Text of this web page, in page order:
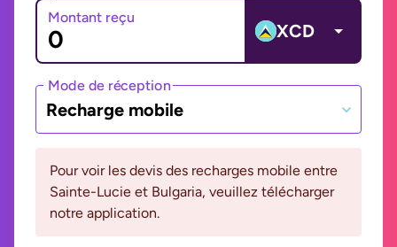
Montant reçu
XCD
Mode de réception
Recharge mobile
Pour voir les devis des recharges mobile entre
Sainte-Lucie et Bulgaria, veuillez télécharger
notre application.